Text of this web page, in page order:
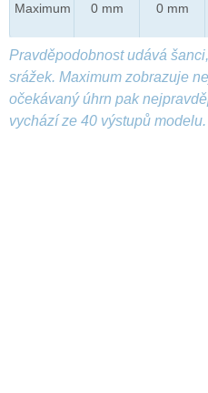
Maximum 0 mm 0 mm
Pravděpodobnost udává
srážek. Maximum zobrazuje
očekávaný úhrn pak
vychází ze 40 výstupů modelu.